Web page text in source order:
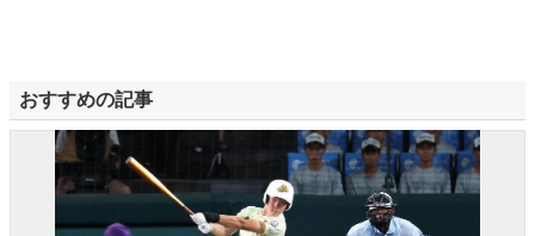
おすすめの記事